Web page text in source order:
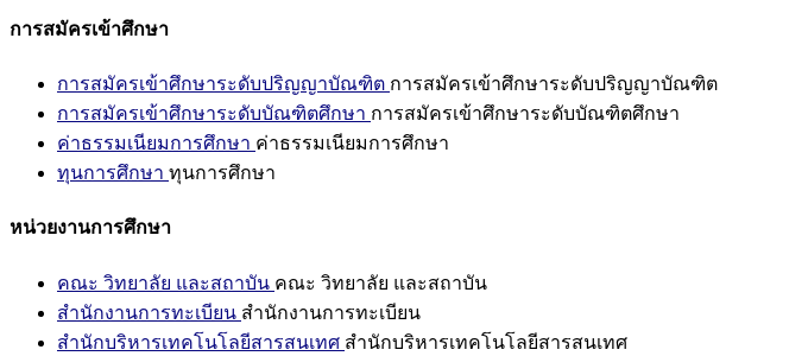
การสมัครเข้าศึกษา
การสมัครเข้าศึกษาระดับปริญญาบัณฑิต การสมัครเข้าศึกษาระดับปริญญาบัณฑิต
การสมัครเข้าศึกษาระดับบัณฑิตศึกษา การสมัครเข้าศึกษาระดับบัณฑิตศึกษา
ค่าธรรมเนียมการศึกษา ค่าธรรมเนียมการศึกษา
ทุนการศึกษา ทุนการศึกษา
หน่วยงานการศึกษา
คณะ วิทยาลัย และสถาบัน คณะ วิทยาลัย และสถาบัน
สำนักงานการทะเบียน สำนักงานการทะเบียน
สำนักบริหารเทคโนโลยีสารสนเทศ สำนักบริหารเทคโนโลยีสารสนเทศ